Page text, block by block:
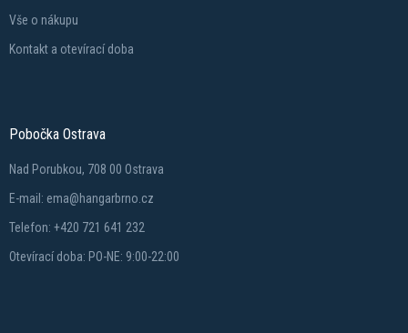
Vše o nákupu
Kontakt a otevírací doba
Pobočka Ostrava
Nad Porubkou, 708 00 Ostrava
E-mail: ema@hangarbrno.cz
Telefon: +420 721 641 232
Otevírací doba: PO-NE: 9:00-22:00